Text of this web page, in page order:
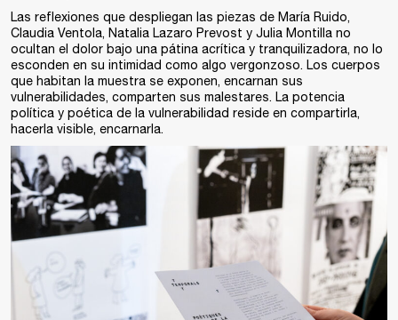
Las reflexiones que despliegan las piezas de María Ruido,
Claudia Ventola, Natalia Lazaro Prevost y Julia Montilla no
ocultan el dolor bajo una pátina acrítica y tranquilizadora, no lo
esconden en su intimidad como algo vergonzoso. Los cuerpos
que habitan la muestra se exponen, encarnan sus
vulnerabilidades, comparten sus malestares. La potencia
política y poética de la vulnerabilidad reside en compartirla,
hacerla visible, encarnarla.